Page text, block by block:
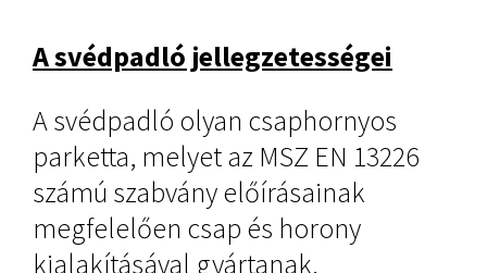
A svédpadló jellegzetességei
A svédpadló olyan csaphornyos
parketta, melyet az MSZ EN 13226
számú szabvány előírásainak
megfelelően csap és horony
kialakításával gyártanak.